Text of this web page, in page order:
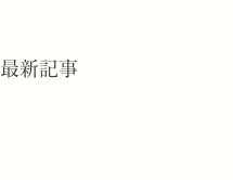
最新記事